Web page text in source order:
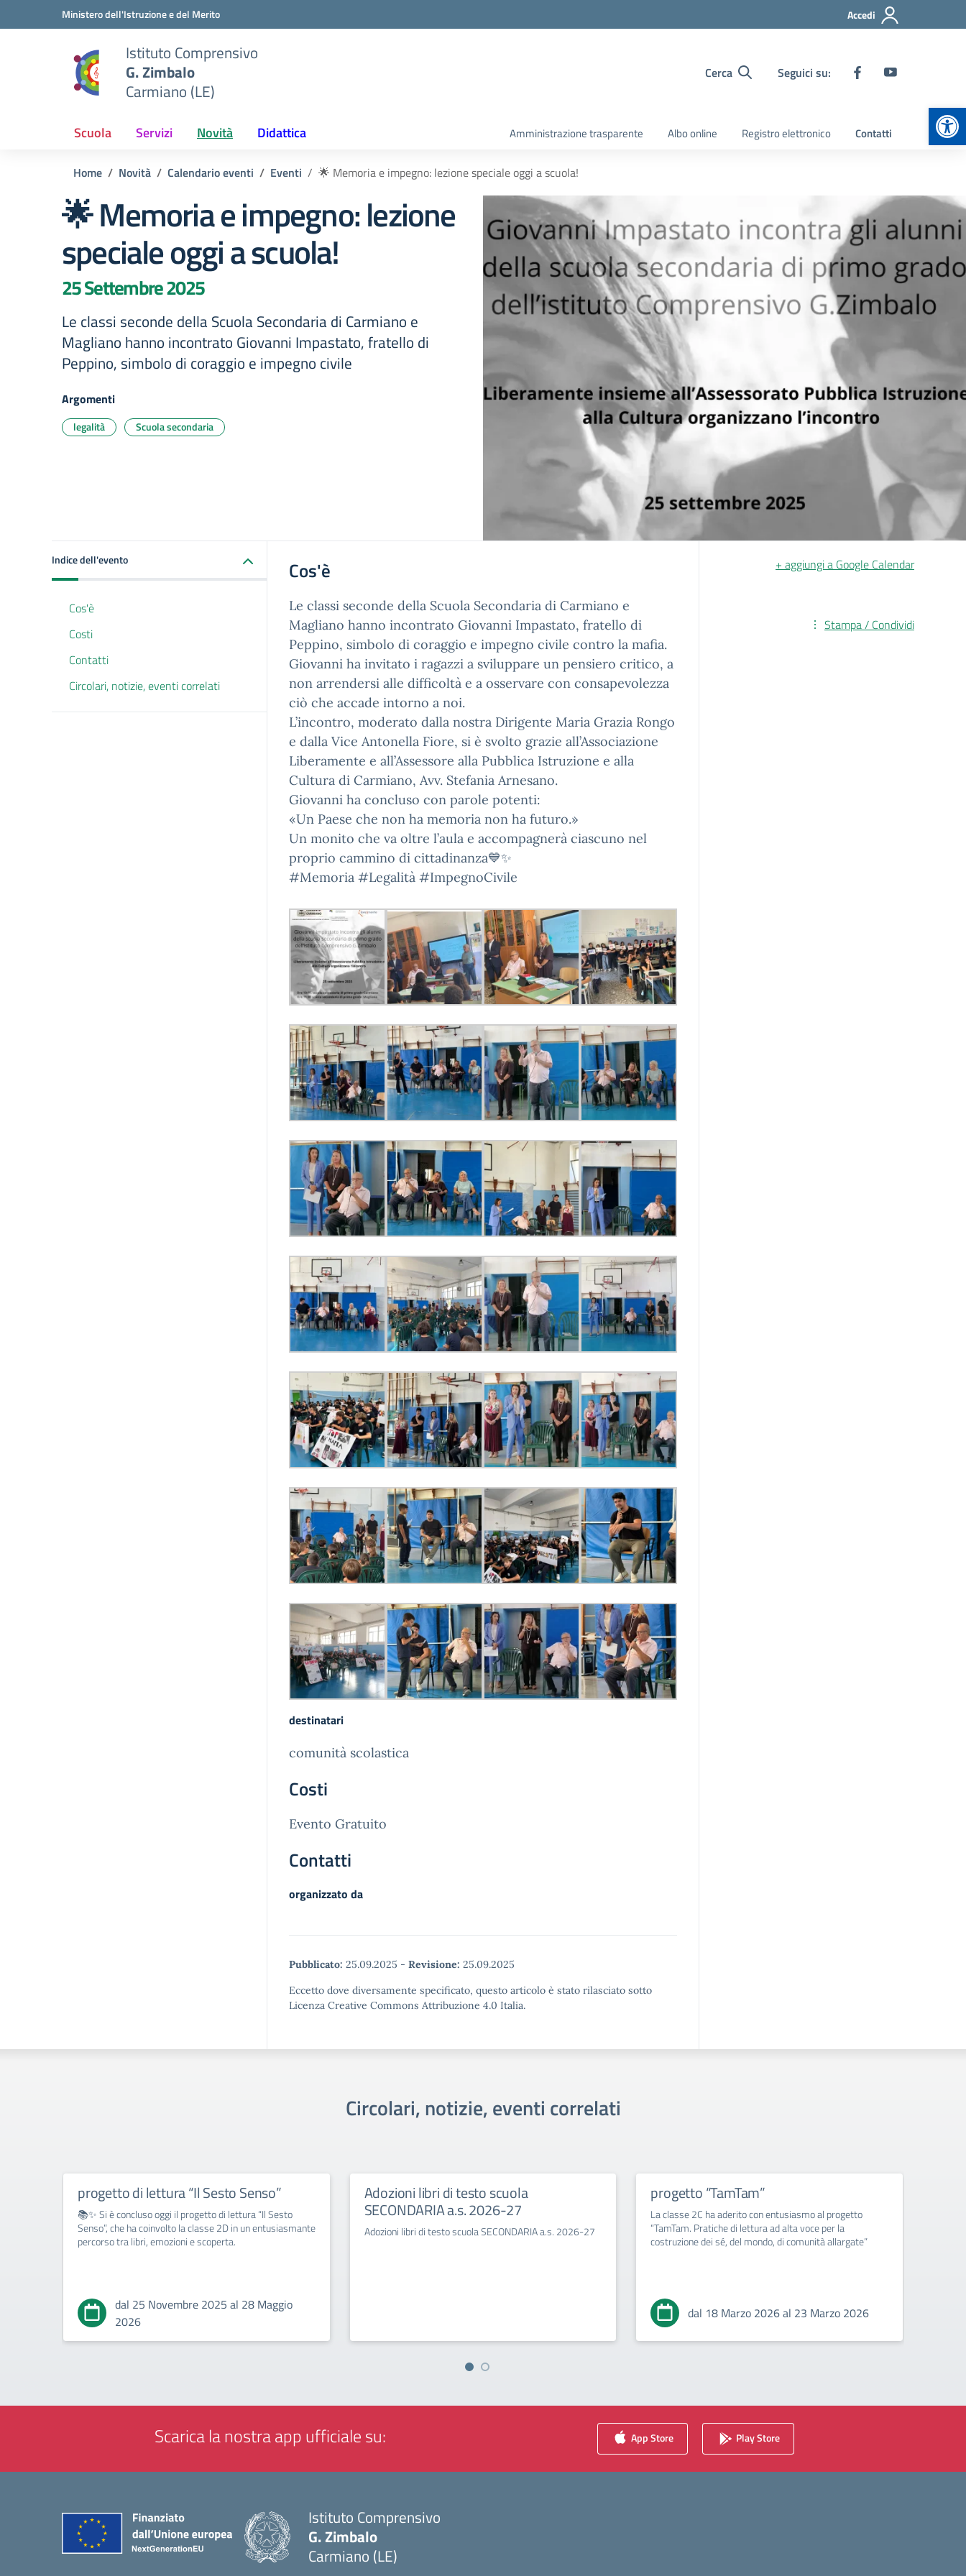
Vai ai contenuti
Vai al menu di navigazioneMinistero dell'Istruzione e del Merito Accedi
Istituto Comprensivo
G. Zimbalo
Carmiano (LE)
Cerca Seguici su:
Scuola Servizi Novità Didattica Amministrazione trasparente Albo online Registro elettronico Contatti
Home Novità Calendario eventi Eventi 🌟 Memoria e impegno: lezione speciale oggi a scuola!
🌟 Memoria e impegno: lezione
speciale oggi a scuola!
25 Settembre 2025
Le classi seconde della Scuola Secondaria di Carmiano e
Magliano hanno incontrato Giovanni Impastato, fratello di
Peppino, simbolo di coraggio e impegno civile
Argomenti
legalità Scuola secondaria
Indice dell'evento
Cos'è
Costi
Contatti
Circolari, notizie, eventi correlati
Cos'è
Le classi seconde della Scuola Secondaria di Carmiano e
Magliano hanno incontrato Giovanni Impastato, fratello di
Peppino, simbolo di coraggio e impegno civile contro la mafia.
Giovanni ha invitato i ragazzi a sviluppare un pensiero critico, a
non arrendersi alle difficoltà e a osservare con consapevolezza
ciò che accade intorno a noi.
L’incontro, moderato dalla nostra Dirigente Maria Grazia Rongo
e dalla Vice Antonella Fiore, si è svolto grazie all’Associazione
Liberamente e all’Assessore alla Pubblica Istruzione e alla
Cultura di Carmiano, Avv. Stefania Arnesano.
Giovanni ha concluso con parole potenti:
«Un Paese che non ha memoria non ha futuro.»
Un monito che va oltre l’aula e accompagnerà ciascuno nel
proprio cammino di cittadinanza💙✨
#Memoria #Legalità #ImpegnoCivile
destinatari
comunità scolastica
Costi
Evento Gratuito
Contatti
organizzato da
Pubblicato: 25.09.2025 - Revisione: 25.09.2025
Eccetto dove diversamente specificato, questo articolo è stato rilasciato sotto
Licenza Creative Commons Attribuzione 4.0 Italia.
+ aggiungi a Google Calendar
Stampa / Condividi
Circolari, notizie, eventi correlati
progetto di lettura “Il Sesto Senso”
📚✨ Si è concluso oggi il progetto di lettura “Il Sesto
Senso”, che ha coinvolto la classe 2D in un entusiasmante
percorso tra libri, emozioni e scoperta.
dal 25 Novembre 2025 al 28 Maggio
2026
Adozioni libri di testo scuola
SECONDARIA a.s. 2026-27
Adozioni libri di testo scuola SECONDARIA a.s. 2026-27
progetto “TamTam”
La classe 2C ha aderito con entusiasmo al progetto
“TamTam. Pratiche di lettura ad alta voce per la
costruzione dei sé, del mondo, di comunità allargate”
dal 18 Marzo 2026 al 23 Marzo 2026
Scarica la nostra app ufficiale su: App Store Play Store
Istituto Comprensivo
G. Zimbalo
Carmiano (LE)